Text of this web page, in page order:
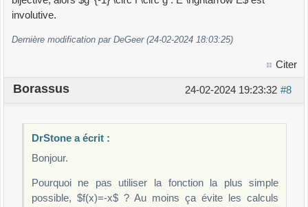
involutive.
Dernière modification par DeGeer (24-02-2024 18:03:25)
Citer
#8
24-02-2024 19:23:32
Borassus
DrStone a écrit :
Bonjour.
Pourquoi ne pas utiliser la fonction la plus simple
possible, $f(x)=-x$ ? Au moins ça évite les calculs